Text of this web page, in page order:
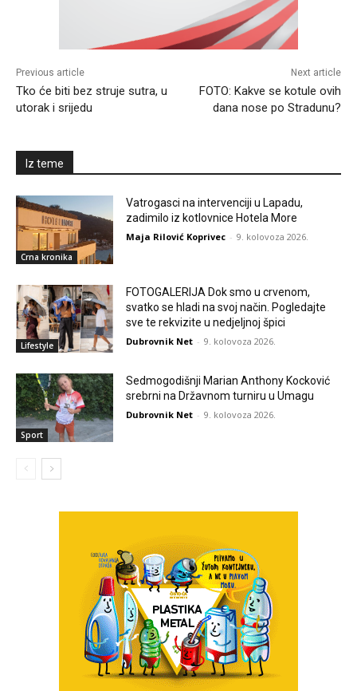
Previous article
Tko će biti bez struje sutra, u
utorak i srijedu
Next article
FOTO: Kakve se kotule ovih
dana nose po Stradunu?
Iz teme
Crna kronika
Vatrogasci na intervenciji u Lapadu,
zadimilo iz kotlovnice Hotela More
Maja Rilović Koprivec - 9. kolovoza 2026.
Lifestyle
FOTOGALERIJA Dok smo u crvenom,
svatko se hladi na svoj način. Pogledajte
sve te rekvizite u nedjeljnoj špici
Dubrovnik Net - 9. kolovoza 2026.
Sport
Sedmogodišnji Marian Anthony Kocković
srebrni na Državnom turniru u Umagu
Dubrovnik Net - 9. kolovoza 2026.